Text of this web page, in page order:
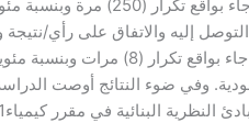
إليه والاتفاق على رأي/نتيجة
وفي ضوء النتائج أوصت